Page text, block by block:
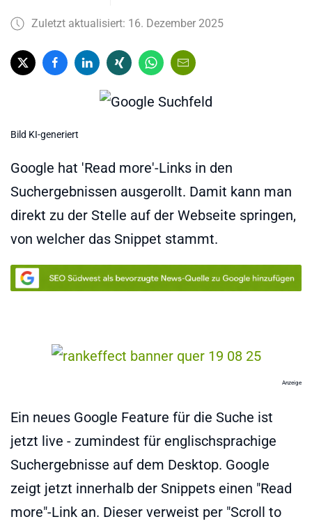
Zuletzt aktualisiert: 16. Dezember 2025
Bild KI-generiert
Google hat 'Read more'-Links in den
Suchergebnissen ausgerollt. Damit kann man
direkt zu der Stelle auf der Webseite springen,
von welcher das Snippet stammt.
Anzeige
Ein neues Google Feature für die Suche ist
jetzt live - zumindest für englischsprachige
Suchergebnisse auf dem Desktop. Google
zeigt jetzt innerhalb der Snippets einen "Read
more"-Link an. Dieser verweist per "Scroll to